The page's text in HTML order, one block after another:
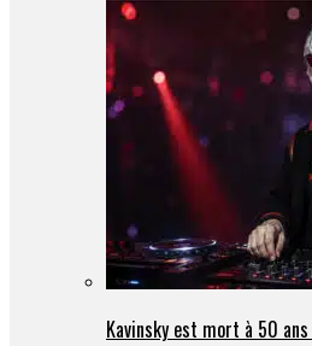
Kavinsky est mort à 50